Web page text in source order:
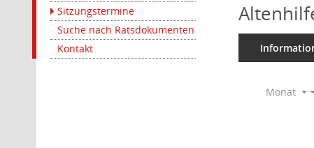
Sitzungstermine
Suche nach Ratsdokumenten
Kontakt
Monat